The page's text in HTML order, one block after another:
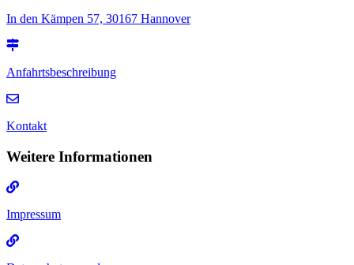
In den Kämpen 57, 30167 Hannover
Anfahrtsbeschreibung
Kontakt
Weitere Informationen
Impressum